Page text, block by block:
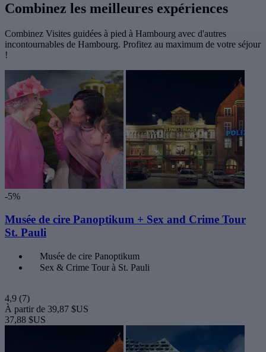
Combinez les meilleures expériences
Combinez Visites guidées à pied à Hambourg avec d'autres
incontournables de Hambourg. Profitez au maximum de votre séjour
!
-5%
Musée de cire Panoptikum + Sex and Crime Tour
St. Pauli
Musée de cire Panoptikum
Sex & Crime Tour à St. Pauli
4,9 (7)
À partir de 39,87 $US
37,88 $US